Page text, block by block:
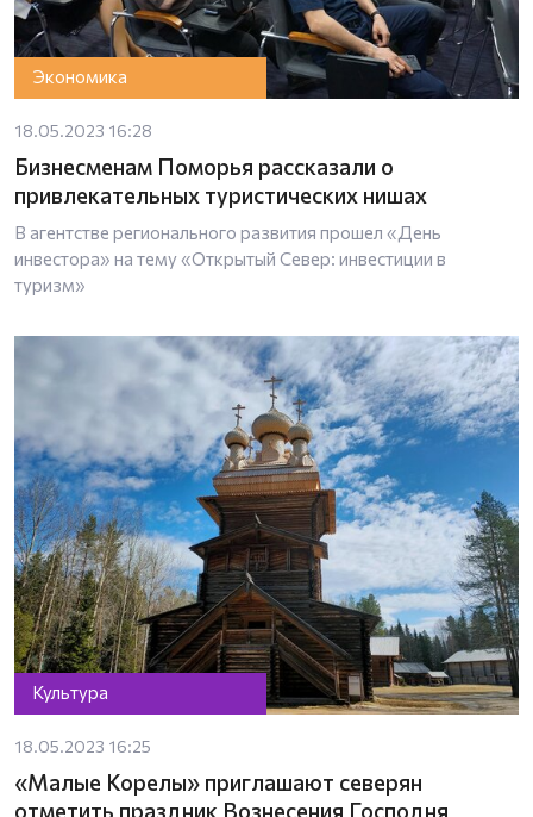
Экономика
18.05.2023 16:28
Бизнесменам Поморья рассказали о
привлекательных туристических нишах
В агентстве регионального развития прошел «День
инвестора» на тему «Открытый Север: инвестиции в
туризм»
Культура
18.05.2023 16:25
«Малые Корелы» приглашают северян
отметить праздник Вознесения Господня